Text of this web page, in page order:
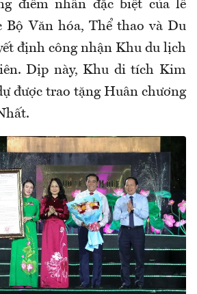
điểm nhấn đặc biệt của lễ
Bộ Văn hóa, Thể thao và Du
định công nhận Khu du lịch
Dịp này, Khu di tích Kim
được trao tặng Huân chương